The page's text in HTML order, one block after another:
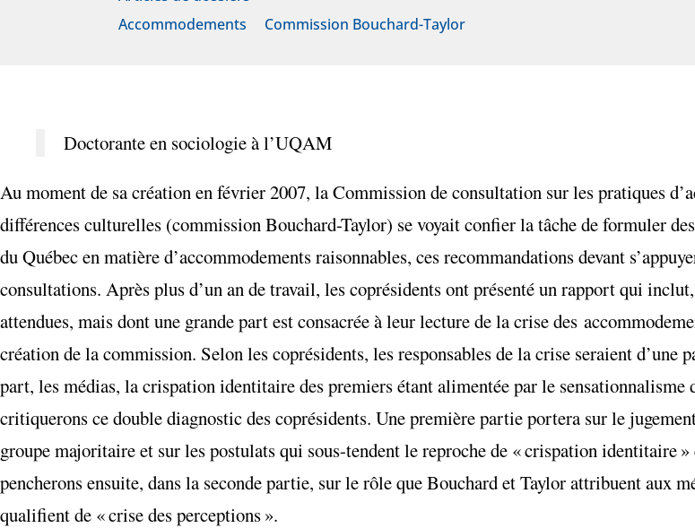
Accommodements
Commission Bouchard-Taylor
Doctorante en sociologie à l’UQAM
Au moment de sa création en février 2007, la Commission de consultation sur les pratiques
différences culturelles (commission Bouchard-Taylor) se voyait confier la tâche de formuler
du Québec en matière d’accommodements raisonnables, ces recommandations devant
consultations. Après plus d’un an de travail, les coprésidents ont présenté un rapport qui
attendues, mais dont une grande part est consacrée à leur lecture de la crise des
création de la commission. Selon les coprésidents, les responsables de la crise seraient d’une
part, les médias, la crispation identitaire des premiers étant alimentée par le sensationnalisme
critiquerons ce double diagnostic des coprésidents. Une première partie portera sur le
groupe majoritaire et sur les postulats qui sous-tendent le reproche de « crispation identitaire
pencherons ensuite, dans la seconde partie, sur le rôle que Bouchard et Taylor attribuent aux
qualifient de « crise des perceptions ».